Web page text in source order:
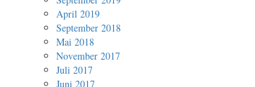
April 2019
September 2018
Mai 2018
November 2017
Juli 2017
Juni 2017